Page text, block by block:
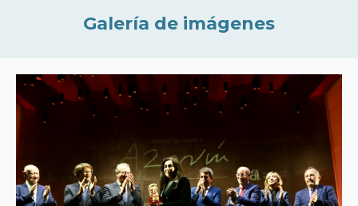
Galería de imágenes